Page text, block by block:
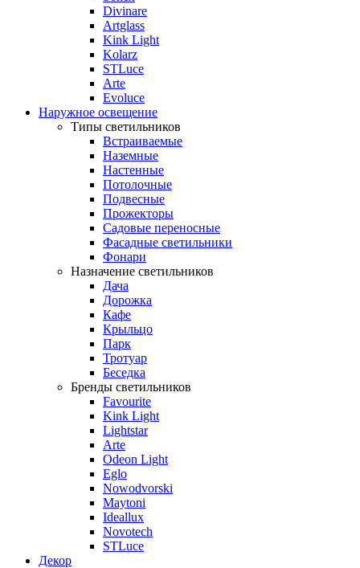
Divinare
Artglass
Kink Light
Kolarz
STLuce
Arte
Evoluce
Наружное освещение
Типы светильников
Встраиваемые
Наземные
Настенные
Потолочные
Подвесные
Прожекторы
Садовые переносные
Фасадные светильники
Фонари
Назначение светильников
Дача
Дорожка
Кафе
Крыльцо
Парк
Тротуар
Беседка
Бренды светильников
Favourite
Kink Light
Lightstar
Arte
Odeon Light
Eglo
Nowodvorski
Maytoni
Ideallux
Novotech
STLuce
Декор